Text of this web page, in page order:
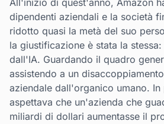
All'inizio di quest'anno, Amazon
dipendenti aziendali e la società
ridotto quasi la metà del suo
la giustificazione è stata la
dall'IA. Guardando il quadro
assistendo a un
aziendale dall'organico umano. In
aspettava che un'azienda che
miliardi di dollari aumentasse il